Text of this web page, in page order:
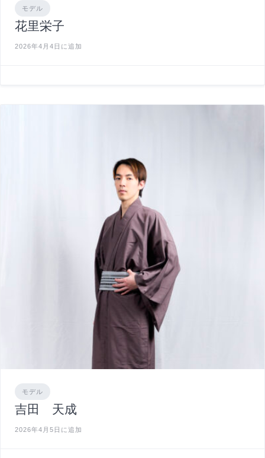
モデル
花里栄子
2026年4月4日に追加
モデル
吉田 天成
2026年4月5日に追加